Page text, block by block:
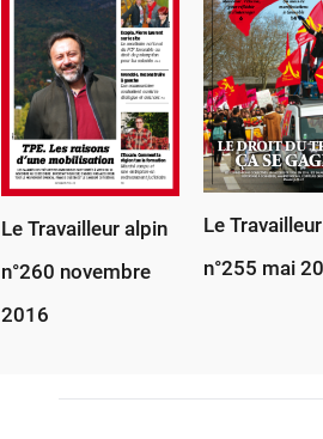
Le Travailleur alpin
n°260 novembre
2016
Le
n°255 mai